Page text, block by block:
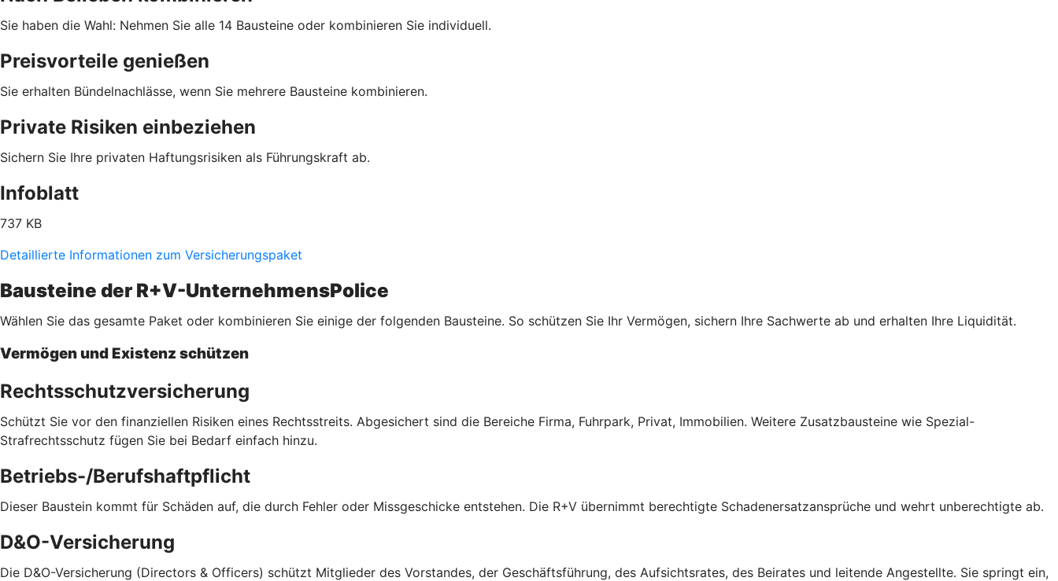
Sie haben die Wahl: Nehmen Sie alle 14 Bausteine oder kombinieren Sie individuell.
Preisvorteile genießen
Sie erhalten Bündelnachlässe, wenn Sie mehrere Bausteine kombinieren.
Private Risiken einbeziehen
Sichern Sie Ihre privaten Haftungsrisiken als Führungskraft ab.
Infoblatt
737 KB
Detaillierte Informationen zum Versicherungspaket
Bausteine der R+V-UnternehmensPolice
Wählen Sie das gesamte Paket oder kombinieren Sie einige der folgenden Bausteine. So schützen Sie Ihr Vermögen, sichern Ihre Sachwerte ab und erhalten Ihre Liquidität.
Vermögen und Existenz schützen
Rechtsschutzversicherung
Schützt Sie vor den finanziellen Risiken eines Rechtsstreits. Abgesichert sind die Bereiche Firma, Fuhrpark, Privat, Immobilien. Weitere Zusatzbausteine wie Spezial-
Strafrechtsschutz fügen Sie bei Bedarf einfach hinzu.
Betriebs-/Berufshaftpflicht
Dieser Baustein kommt für Schäden auf, die durch Fehler oder Missgeschicke entstehen. Die R+V übernimmt berechtigte Schadenersatzansprüche und wehrt unberechtigte ab.
D&O-Versicherung
Die D&O-Versicherung (Directors & Officers) schützt Mitglieder des Vorstandes, der Geschäftsführung, des Aufsichtsrates, des Beirates und leitende Angestellte. Sie springt ein,